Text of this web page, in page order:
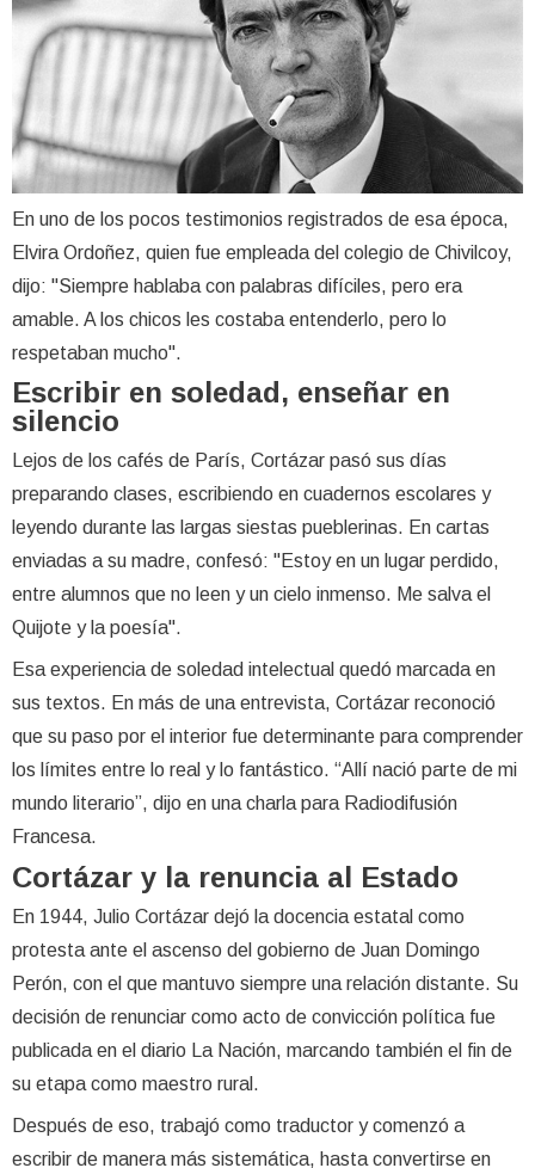
En uno de los pocos testimonios registrados de esa época,
Elvira Ordoñez, quien fue empleada del colegio de Chivilcoy,
dijo: "Siempre hablaba con palabras difíciles, pero era
amable. A los chicos les costaba entenderlo, pero lo
respetaban mucho".
Escribir en soledad, enseñar en
silencio
Lejos de los cafés de París, Cortázar pasó sus días
preparando clases, escribiendo en cuadernos escolares y
leyendo durante las largas siestas pueblerinas. En cartas
enviadas a su madre, confesó: "Estoy en un lugar perdido,
entre alumnos que no leen y un cielo inmenso. Me salva el
Quijote y la poesía".
Esa experiencia de soledad intelectual quedó marcada en
sus textos. En más de una entrevista, Cortázar reconoció
que su paso por el interior fue determinante para comprender
los límites entre lo real y lo fantástico. “Allí nació parte de mi
mundo literario”, dijo en una charla para Radiodifusión
Francesa.
Cortázar y la renuncia al Estado
En 1944, Julio Cortázar dejó la docencia estatal como
protesta ante el ascenso del gobierno de Juan Domingo
Perón, con el que mantuvo siempre una relación distante. Su
decisión de renunciar como acto de convicción política fue
publicada en el diario La Nación, marcando también el fin de
su etapa como maestro rural.
Después de eso, trabajó como traductor y comenzó a
escribir de manera más sistemática, hasta convertirse en